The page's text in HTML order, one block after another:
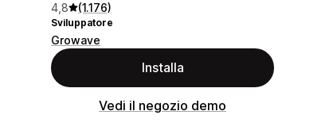
4,8 (1.176)
Sviluppatore
Growave
Installa
Vedi il negozio demo